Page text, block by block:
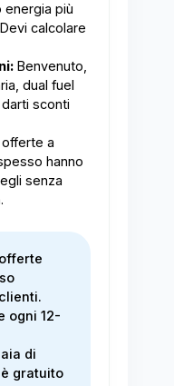
più
calcolare
Benvenuto,
dual fuel
sconti
a
hanno
senza
ogni 12-
di
gratuito